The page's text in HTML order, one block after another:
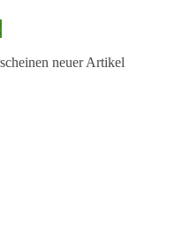
neuer Artikel